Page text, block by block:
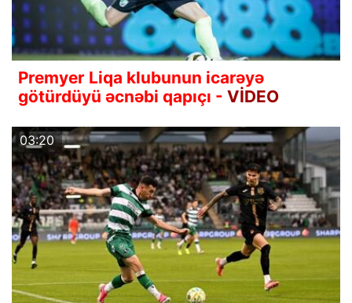
Premyer Liqa klubunun icarəyə
götürdüyü əcnəbi qapıçı - VİDEO
03:20